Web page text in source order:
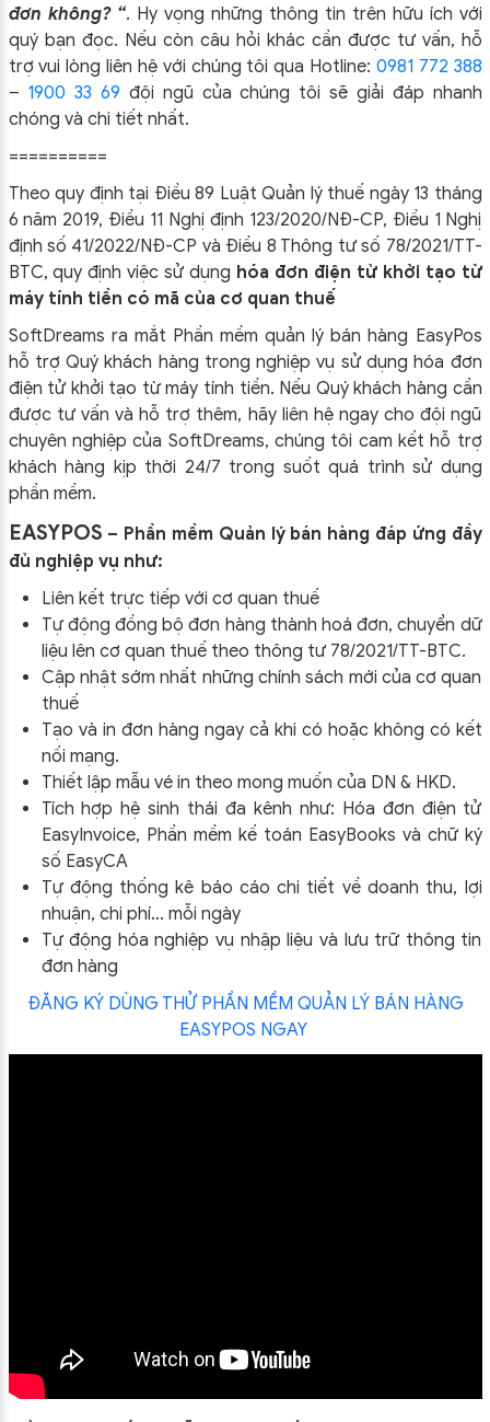
đơn không? “. Hy vọng những thông tin trên hữu ích với
quý bạn đọc. Nếu còn câu hỏi khác cần được tư vấn, hỗ
trợ vui lòng liên hệ với chúng tôi qua Hotline: 0981 772 388
– 1900 33 69 đội ngũ của chúng tôi sẽ giải đáp nhanh
chóng và chi tiết nhất.
==========
Theo quy định tại Điều 89 Luật Quản lý thuế ngày 13 tháng
6 năm 2019, Điều 11 Nghị định 123/2020/NĐ-CP, Điều 1 Nghị
định số 41/2022/NĐ-CP và Điều 8 Thông tư số 78/2021/TT-
BTC, quy định việc sử dụng hóa đơn điện tử khởi tạo từ
máy tính tiền có mã của cơ quan thuế
SoftDreams ra mắt Phần mềm quản lý bán hàng EasyPos
hỗ trợ Quý khách hàng trong nghiệp vụ sử dụnghóa đơn
điện tử khởi tạo từ máy tính tiền. Nếu Quý khách hàng cần
được tư vấn và hỗ trợ thêm, hãy liên hệ ngay cho đội ngũ
chuyên nghiệp của SoftDreams, chúng tôi cam kết hỗ trợ
khách hàng kịp thời 24/7 trong suốt quá trình sử dụng
phần mềm.
EASYPOS – Phần mềm Quản lý bán hàng đáp ứng đầy
đủ nghiệp vụ như:
Liên kết trực tiếp với cơ quan thuế
Tự động đồng bộ đơn hàng thành hoá đơn, chuyển dữ
liệu lên cơ quan thuế theo thông tư 78/2021/TT-BTC.
Cập nhật sớm nhất những chính sách mới của cơ quan
thuế
Tạo và in đơn hàng ngay cả khi có hoặc không có kết
nối mạng.
Thiết lập mẫu vé in theo mong muốn của DN & HKD.
Tích hợp hệ sinh thái đa kênh như: Hóa đơn điện tử
EasyInvoice, Phần mềm kế toán EasyBooks và chữ ký
số EasyCA
Tự động thống kê báo cáo chi tiết về doanh thu, lợi
nhuận, chi phí… mỗi ngày
Tự động hóa nghiệp vụ nhập liệu và lưu trữ thông tin
đơn hàng
ĐĂNG KÝ DÙNG THỬ PHẦN MỀM QUẢN LÝ BÁN HÀNG
EASYPOS NGAY